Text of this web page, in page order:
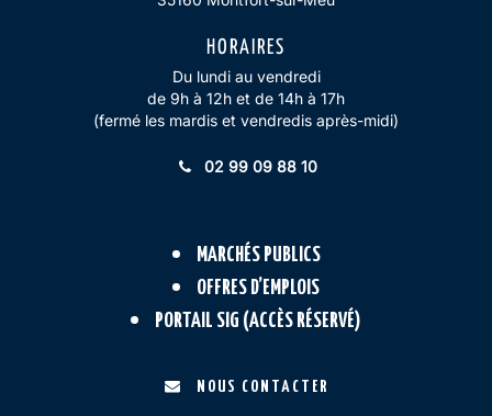
HORAIRES
Du lundi au vendredi
de 9h à 12h et de 14h à 17h
(fermé les mardis et vendredis après-midi)
02 99 09 88 10
MARCHÉS PUBLICS
OFFRES D’EMPLOIS
PORTAIL SIG (ACCÈS RÉSERVÉ)
NOUS CONTACTER